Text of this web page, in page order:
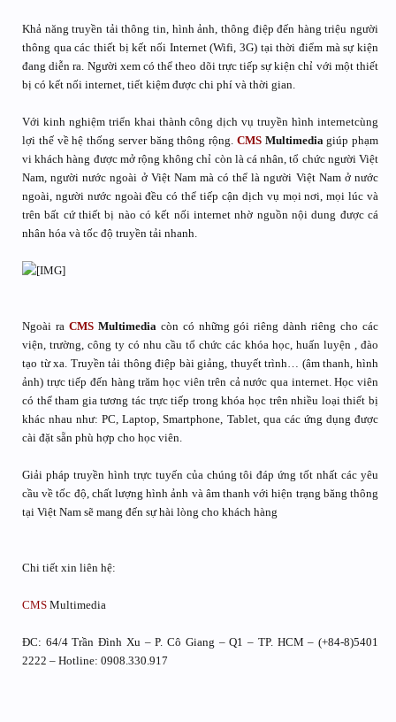
Khả năng truyền tải thông tin, hình ảnh, thông điệp đến hàng triệu người
thông qua các thiết bị kết nối Internet (Wifi, 3G) tại thời điểm mà sự kiện
đang diễn ra. Người xem có thể theo dõi trực tiếp sự kiện chỉ với một thiết
bị có kết nối internet, tiết kiệm được chi phí và thời gian.
Với kinh nghiệm triển khai thành công dịch vụ truyền hình internetcùng
lợi thế về hệ thống server băng thông rộng. CMSMultimediagiúp phạm
vi khách hàng được mở rộng không chỉ còn là cá nhân, tổ chức người Việt
Nam, người nước ngoài ở Việt Nam mà có thể là người Việt Nam ở nước
ngoài, người nước ngoài đều có thể tiếp cận dịch vụ mọi nơi, mọi lúc và
trên bất cứ thiết bị nào có kết nối internet nhờ nguồn nội dung được cá
nhân hóa và tốc độ truyền tải nhanh.
Ngoài ra CMSMultimediacòn có những gói riêng dành riêng cho các
viện, trường, công ty có nhu cầu tổ chức các khóa học, huấn luyện , đào
tạo từ xa. Truyền tải thông điệp bài giảng, thuyết trình… (âm thanh, hình
ảnh) trực tiếp đến hàng trăm học viên trên cả nước qua internet. Học viên
có thể tham gia tương tác trực tiếp trong khóa học trên nhiều loại thiết bị
khác nhau như: PC, Laptop, Smartphone, Tablet, qua các ứng dụng được
cài đặt sẵn phù hợp cho học viên.
Giải pháp truyền hình trực tuyến của chúng tôi đáp ứng tốt nhất các yêu
cầu về tốc độ, chất lượng hình ảnh và âm thanh với hiện trạng băng thông
tại Việt Nam sẽ mang đến sự hài lòng cho khách hàng
Chi tiết xin liên hệ:
CMS Multimedia
ĐC: 64/4 Trần Đình Xu – P. Cô Giang – Q1 – TP. HCM – (+84-8)5401
2222 – Hotline: 0908.330.917